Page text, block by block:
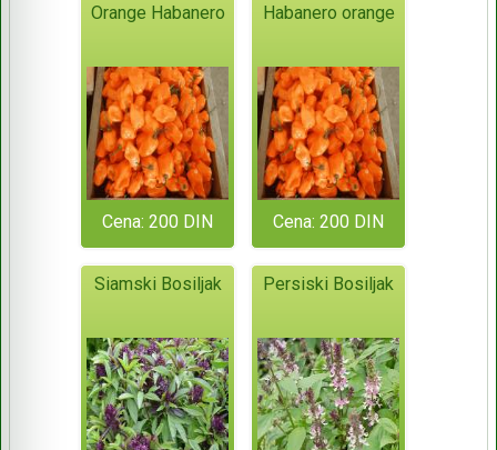
Orange Habanero
Cena: 200 DIN
Habanero orange
Cena: 200 DIN
Siamski Bosiljak Persiski Bosiljak